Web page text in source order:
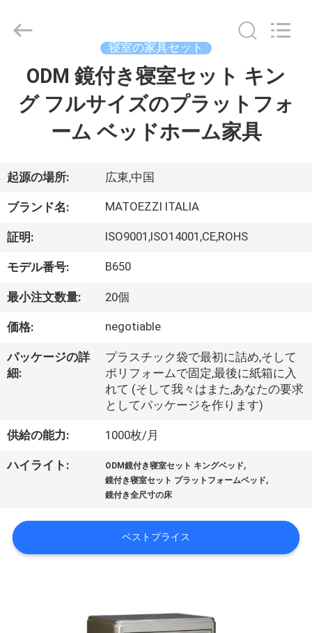
ー
製
品
ビ
デ
VR
シ
ー
業
情
2026
Furniture
Rights
Reserved.
寝室の家具セット
ODM 鏡付き寝室セット キン
グ フルサイズのプラットフォ
ーム ベッドホーム家具
起源の場所: 広東,中国
ブランド名: MATOEZZI ITALIA
証明: ISO9001,ISO14001,CE,ROHS
モデル番号: B650
最小注文数量: 20個
価格: negotiable
パッケージの詳
細:
プラスチック袋で最初に詰め,そして
ポリフォームで固定,最後に紙箱に入
れて (そして我々はまた,あなたの要求
としてパッケージを作ります)
供給の能力: 1000枚/月
ハイライト: ODM鏡付き寝室セット キングベッド,
鏡付き寝室セット プラットフォームベッド,
鏡付き全尺寸の床
ベストプライス